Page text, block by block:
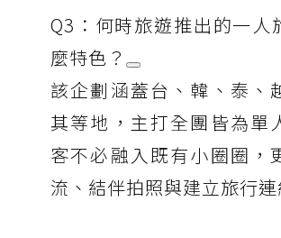
Q3：何時旅遊推出的一人
麼特色？
該企劃涵蓋台、韓、泰、
其等地，主打全團皆為單
客不必融入既有小圈圈，
流、結伴拍照與建立旅行連